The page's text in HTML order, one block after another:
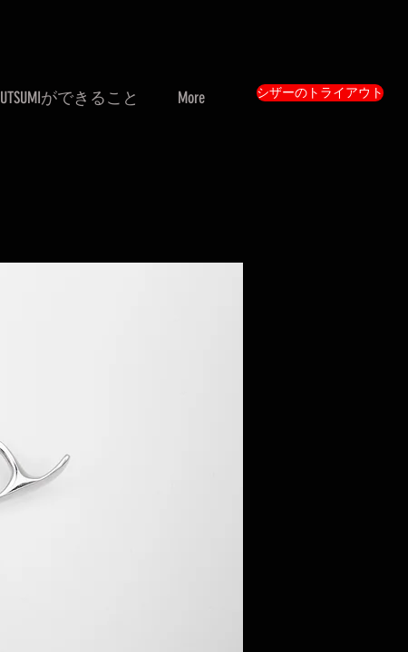
UTSUMIができること More シザーのトライアウト